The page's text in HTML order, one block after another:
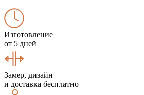
Изготовление
от 5 дней
Замер, дизайн
и доставка бесплатно